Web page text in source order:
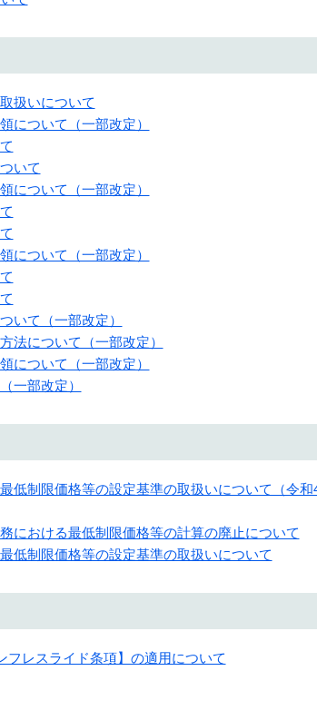
扱いについて
ついて（一部改定）
いて
ついて（一部改定）
ついて（一部改定）
いて（一部改定）
について（一部改定）
ついて（一部改定）
一部改定）
制限価格等の設定基準の取扱いについて（令和
おける最低制限価格等の計算の廃止について
低制限価格等の設定基準の取扱いについて
レスライド条項】の適用について